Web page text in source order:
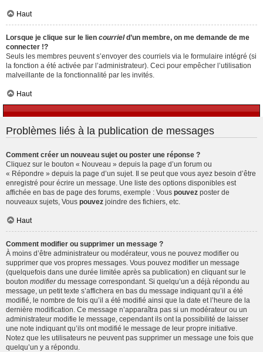
Haut
Lorsque je clique sur le lien courrield’un membre, on me demande de me
connecter !?
Seuls les membres peuvent s’envoyer des courriels via le formulaire intégré (si
la fonction a été activée par l’administrateur). Ceci pour empêcher l’utilisation
malveillante de la fonctionnalité par les invités.
Haut
Problèmes liés à la publication de messages
Comment créer un nouveau sujet ou poster une réponse ?
Cliquez sur le bouton « Nouveau » depuis la page d’un forum ou
« Répondre » depuis la page d’un sujet. Il se peut que vous ayez besoin d’être
enregistré pour écrire un message. Une liste des options disponibles est
affichée en bas de page des forums, exemple : Vous pouvez poster de
nouveaux sujets, Vous pouvez joindre des fichiers, etc.
Haut
Comment modifier ou supprimer un message ?
À moins d’être administrateur ou modérateur, vous ne pouvez modifier ou
supprimer que vos propres messages. Vous pouvez modifier un message
(quelquefois dans une durée limitée après sa publication) en cliquant sur le
bouton modifierdu message correspondant. Si quelqu’un a déjà répondu au
message, un petit texte s’affichera en bas du message indiquant qu’il a été
modifié, le nombre de fois qu’il a été modifié ainsi que la date et l’heure de la
dernière modification. Ce message n’apparaîtra pas si un modérateur ou un
administrateur modifie le message, cependant ils ont la possibilité de laisser
une note indiquant qu’ils ont modifié le message de leur propre initiative.
Notez que les utilisateurs ne peuvent pas supprimer un message une fois que
quelqu’un y a répondu.